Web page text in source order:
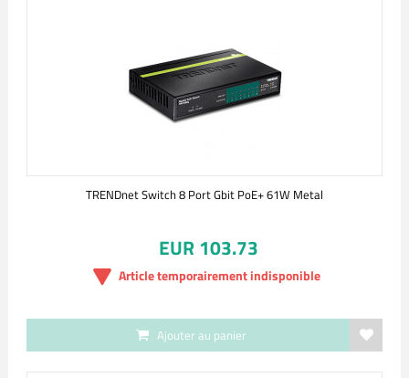
TRENDnet Switch 8 Port Gbit PoE+ 61W Metal
EUR 103.73
Article temporairement indisponible
Ajouter au panier